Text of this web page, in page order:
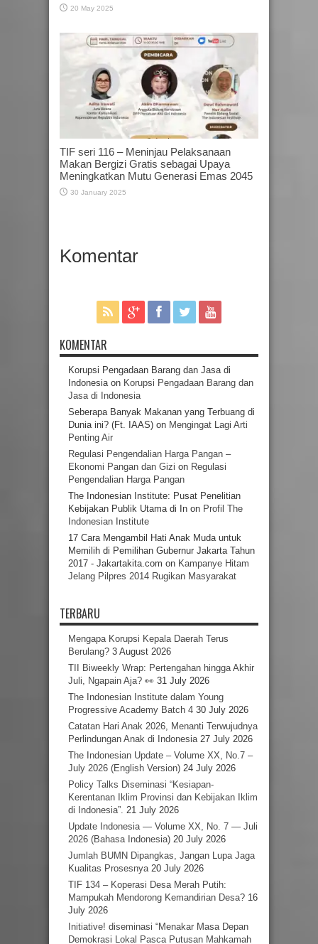
20 May 2025
TIF seri 116 – Meninjau Pelaksanaan
Makan Bergizi Gratis sebagai Upaya
Meningkatkan Mutu Generasi Emas 2045
30 January 2025
Komentar
KOMENTAR
Korupsi Pengadaan Barang dan Jasa di
Indonesiaon Korupsi Pengadaan Barang dan
Jasa di Indonesia
Seberapa Banyak Makanan yang Terbuang di
Dunia ini? (Ft. IAAS) on Mengingat Lagi Arti
Penting Air
Regulasi Pengendalian Harga Pangan –
Ekonomi Pangan dan Gizi on Regulasi
Pengendalian Harga Pangan
The Indonesian Institute: Pusat Penelitian
Kebijakan Publik Utama di In on Profil The
Indonesian Institute
17 Cara Mengambil Hati Anak Muda untuk
Memilih di Pemilihan Gubernur Jakarta Tahun
2017 - Jakartakita.com on Kampanye Hitam
Jelang Pilpres 2014 Rugikan Masyarakat
TERBARU
Mengapa Korupsi Kepala Daerah Terus
Berulang? 3 August 2026
TII Biweekly Wrap: Pertengahan hingga Akhir
Juli, Ngapain Aja? 👀 31 July 2026
The Indonesian Institute dalam Young
Progressive Academy Batch 4 30 July 2026
Catatan Hari Anak 2026, Menanti Terwujudnya
Perlindungan Anak di Indonesia 27 July 2026
The Indonesian Update – Volume XX, No.7 –
July 2026 (English Version) 24 July 2026
Policy Talks Diseminasi “Kesiapan-
Kerentanan Iklim Provinsi dan Kebijakan Iklim
di Indonesia”. 21 July 2026
Update Indonesia — Volume XX, No. 7 — Juli
2026 (Bahasa Indonesia) 20 July 2026
Jumlah BUMN Dipangkas, Jangan Lupa Jaga
Kualitas Prosesnya 20 July 2026
TIF 134 – Koperasi Desa Merah Putih:
Mampukah Mendorong Kemandirian Desa? 16
July 2026
Initiative! diseminasi “Menakar Masa Depan
Demokrasi Lokal Pasca Putusan Mahkamah